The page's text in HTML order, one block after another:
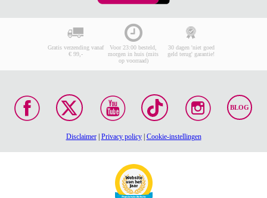
Gratis verzending vanaf
€ 99,-
Voor 23:00 besteld,
morgen in huis (mits
op voorraad)
30 dagen 'niet goed
geld terug' garantie!
BLOG
Disclaimer| Privacy policy| Cookie-instellingen